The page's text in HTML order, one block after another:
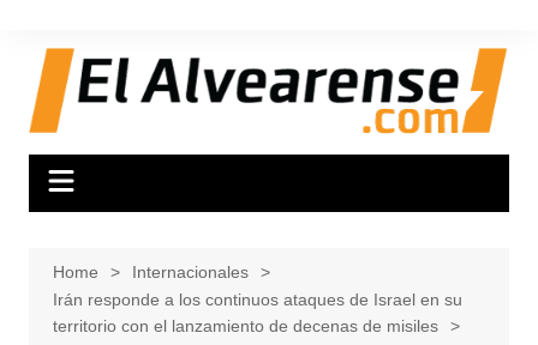
content
Home
Internacionales
Irán responde a los continuos ataques de Israel en su
territorio con el lanzamiento de decenas de misiles